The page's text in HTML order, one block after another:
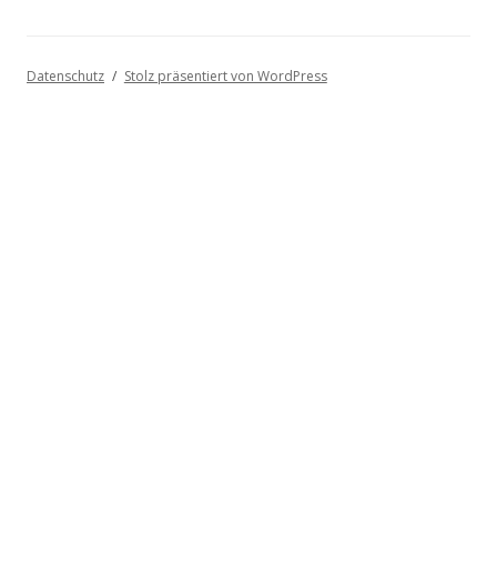
Datenschutz Stolz präsentiert von WordPress